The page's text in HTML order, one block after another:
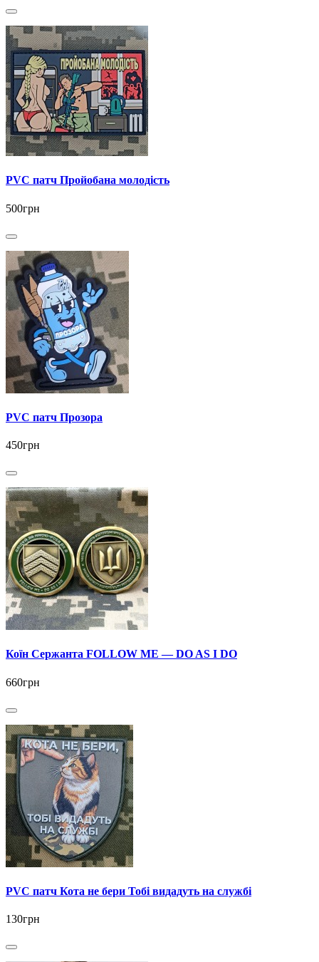
PVC патч Пройобана молодість
500грн
PVC патч Прозора
450грн
Коїн Сержанта FOLLOW ME — DO AS I DO
660грн
PVC патч Кота не бери Тобі видадуть на службі
130грн